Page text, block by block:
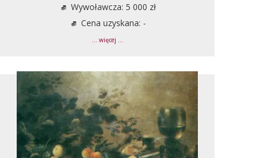
Wywoławcza: 5 000 zł
Cena uzyskana: -
... więcej ...